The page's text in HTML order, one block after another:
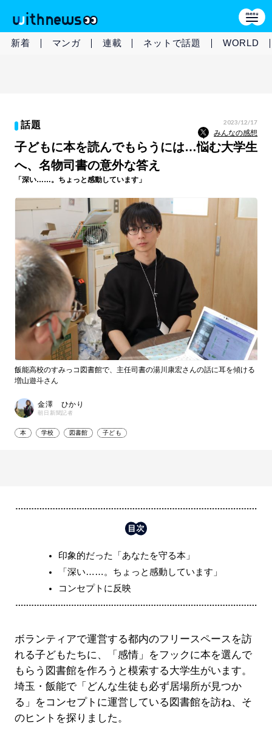
新着 マンガ 連載 ネットで話題 WORLD
話題 2023/12/17
みんなの感想
子どもに本を読んでもらうには…悩む大学生
へ、名物司書の意外な答え
「深い……。ちょっと感動しています」
飯能高校のすみっコ図書館で、主任司書の湯川康宏さんの話に耳を傾ける
増山遊斗さん
金澤 ひかり
朝日新聞記者
本 学校 図書館 子ども
印象的だった「あなたを守る本」
「深い……。ちょっと感動しています」
コンセプトに反映
ボランティアで運営する都内のフリースペースを訪
れる子どもたちに、「感情」をフックに本を選んで
もらう図書館を作ろうと模索する大学生がいます。
埼玉・飯能で「どんな生徒も必ず居場所が見つか
る」をコンセプトに運営している図書館を訪ね、そ
のヒントを探りました。